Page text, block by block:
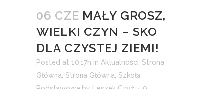
06 CZE MAŁY GROSZ,
WIELKI CZYN – SKO
DLA CZYSTEJ ZIEMI!
Posted at 10:17h in Aktualności, Strona
Główna, Strona Główna, Szkoła